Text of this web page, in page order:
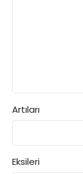
Artıları
Eksileri